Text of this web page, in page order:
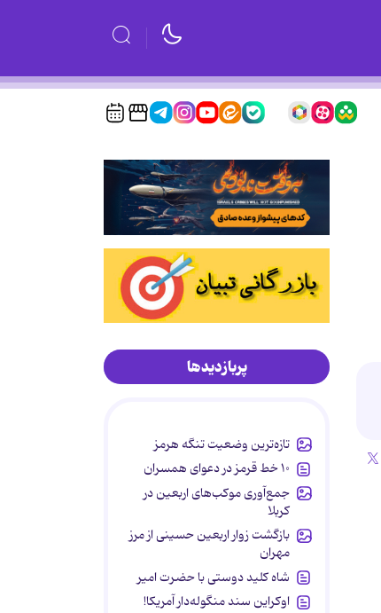
پربازدیدها
تازه‌ترین وضعیت تنگه هرمز
۱۰ خط قرمز در دعوای همسران
جمع‌آوری موکب‌های اربعین در
کربلا
بازگشت زوار اربعین حسینی از مرز
مهران
شاه کلید دوستی با حضرت امیر
اوکراین سند منگوله‌دار آمریکا!